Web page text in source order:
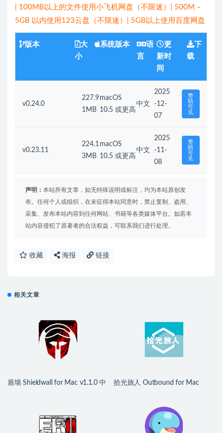
| 100MB以上的文件使用小飞机网盘（不限速）| 500M –
5GB 以内使用123云盘（不限速）| 5GB以上使用百度网盘
版本
大
小
系统版本
语
言
更
新时
间
下
载
v0.24.0
227.9
1MB
macOS
10.5 或更高
中文
2025
-12-
07
赞
助
可
见
v0.23.11
224.1
3MB
macOS
10.5 或更高
中文
2025
-11-
08
赞
助
可
见
声明： 本站所有文章，如无特殊说明或标注，均为本站原创发
布。任何个人或组织，在未征得本站同意时，禁止复制、盗用、
采集、发布本站内容到任何网站、书籍等各类媒体平台。如若本
站内容侵犯了原著者的合法权益，可联系我们进行处理。
收藏 海报 链接
相关文章
盾墙 Shieldwall for Mac v1.1.0 中
拾光旅人 Outbound for Mac